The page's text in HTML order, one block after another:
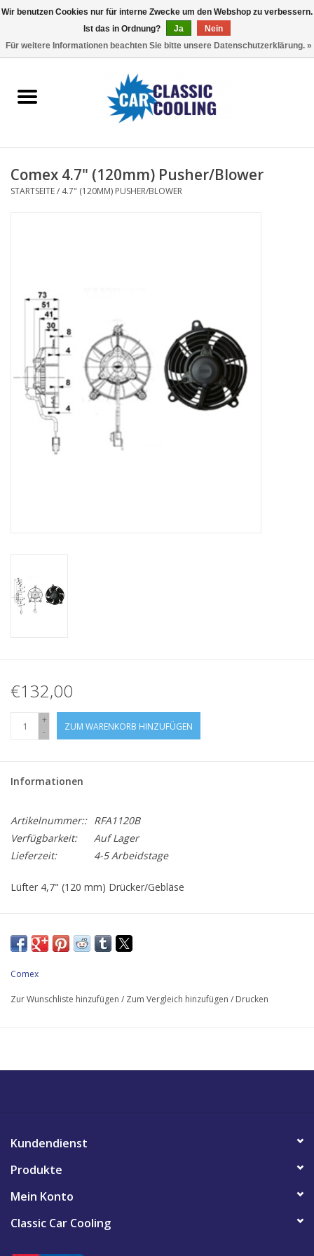
Komplette Kits
Controller
Comex 4.7" (120mm) Pusher/Blower
STARTSEITE/ 4.7" (120MM) PUSHER/BLOWER
€132,00
+
-
ZUM WARENKORB HINZUFÜGEN
Informationen
Artikelnummer:: RFA1120B
Verfügbarkeit:
Auf Lager
Lieferzeit:
4-5 Arbeidstage
Lüfter 4,7" (120 mm) Drücker/Gebläse
Comex
Zur Wunschliste hinzufügen / Zum Vergleich hinzufügen / Drucken
Kundendienst
Produkte
Mein Konto
Classic Car Cooling
Wir benutzen Cookies nur für interne Zwecke um den Webshop zu verbessern.
Ist das in Ordnung?
Ja
Nein
Für weitere Informationen beachten Sie bitte unsere Datenschutzerklärung. »